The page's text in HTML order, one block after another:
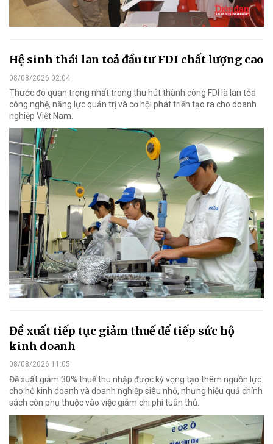
Hệ sinh thái lan toả đầu tư FDI chất lượng cao
08/08/2026 02:04
Thước đo quan trọng nhất trong thu hút thành công FDI là lan tỏa
công nghệ, năng lực quản trị và cơ hội phát triển tạo ra cho doanh
nghiệp Việt Nam.
Đề xuất tiếp tục giảm thuế để tiếp sức hộ
kinh doanh
08/08/2026 11:05
Đề xuất giảm 30% thuế thu nhập được kỳ vọng tạo thêm nguồn lực
cho hộ kinh doanh và doanh nghiệp siêu nhỏ, nhưng hiệu quả chính
sách còn phụ thuộc vào việc giảm chi phí tuân thủ.